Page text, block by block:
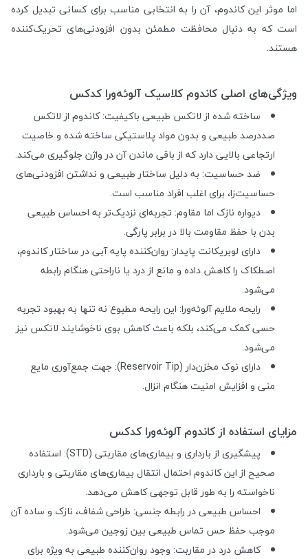
اما موثر این کاندوم، آن را به انتخابی مناسب برای کسانی تبدیل کرده
است که به دنبال محافظت مطمئن بدون افزودنی‌های تحریک‌کننده
هستند.
ویژگی‌های اصلی کاندوم کلاسیک آلوئه‌ورا کدکس
ساخته شده از لاتکس طبیعی باکیفیت: کاندوم از لاتکس
صددرصد طبیعی و بدون مواد پلاستیکی ساخته شده و خاصیت
ارتجاعی بالایی دارد که از باقی ماندن آن در واژن جلوگیری می‌کند.
ضد حساسیت: به دلیل ساختار طبیعی و نداشتن افزودنی‌های
حساسیت‌زا، برای اغلب افراد مناسب است.
دیواره نازک اما مقاوم: تجربه‌ای نزدیک‌تر به احساس طبیعی
بدن با حفظ مقاومت بالا در برابر پارگی.
دارای لوبریکانت پایدار: روان‌کننده پایه آبی در ساختار کاندوم،
اصطکاک را کاهش داده و مانع از درد یا ناراحتی هنگام رابطه
می‌شود.
رایحه ملایم آلوئه‌ورا: این رایحه مطبوع نه تنها به بهبود تجربه
حسی کمک می‌کند، بلکه باعث کاهش بوی ناخوشایند لاتکس نیز
می‌شود.
دارای نوک مخزن‌دار (Reservoir Tip): جهت جمع‌آوری مایع
منی و افزایش امنیت هنگام انزال.
مزایای استفاده از کاندوم آلوئه‌ورا کدکس
پیشگیری از بارداری و بیماری‌های مقاربتی (STD): استفاده
صحیح از این کاندوم احتمال انتقال بیماری‌های مقاربتی و بارداری
ناخواسته را به طور قابل توجهی کاهش می‌دهد.
احساس طبیعی در رابطه جنسی: طراحی شفاف، نازک و ساده آن
موجب حفظ حس تماس طبیعی بین زوجین می‌شود.
کاهش درد در مقاربت: وجود روان‌کننده طبیعی به ویژه برای